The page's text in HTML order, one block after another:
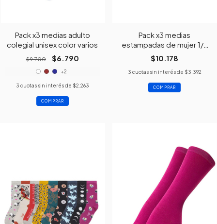
Pack x3 medias adulto
colegial unisex color varios
$9.700 $6.790
+2
3 cuotas sin interés de $2.263
COMPRAR
Pack x3 medias
estampadas de mujer 1/2
caña
$10.178
3 cuotas sin interés de $3.392